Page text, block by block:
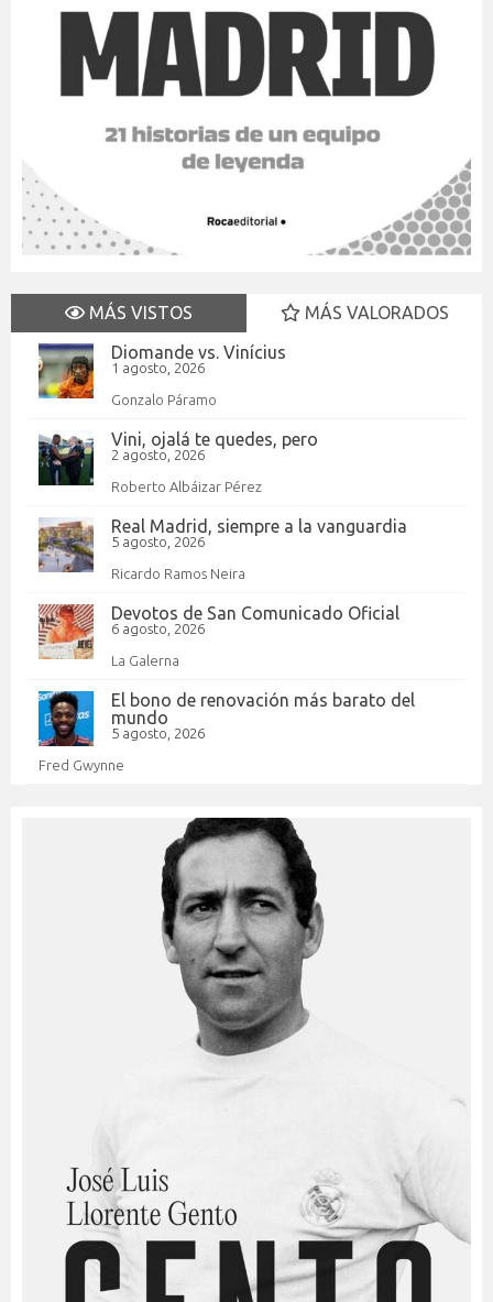
MÁS VISTOS
MÁS VALORADOS
Diomande vs. Vinícius
1 agosto, 2026
Gonzalo Páramo
Vini, ojalá te quedes, pero
2 agosto, 2026
Roberto Albáizar Pérez
Real Madrid, siempre a la vanguardia
5 agosto, 2026
Ricardo Ramos Neira
Devotos de San Comunicado Oficial
6 agosto, 2026
La Galerna
El bono de renovación más barato del
mundo
5 agosto, 2026
Fred Gwynne